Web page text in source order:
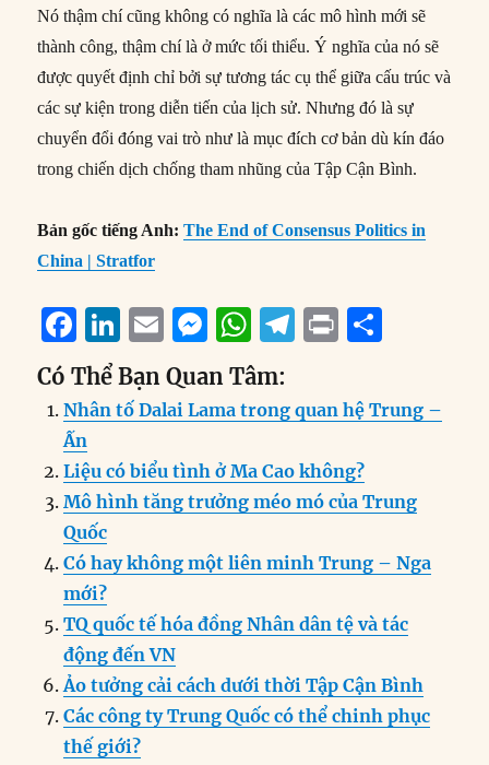
Nó thậm chí cũng không có nghĩa là các mô hình mới sẽ
thành công, thậm chí là ở mức tối thiểu. Ý nghĩa của nó sẽ
được quyết định chỉ bởi sự tương tác cụ thể giữa cấu trúc và
các sự kiện trong diễn tiến của lịch sử. Nhưng đó là sự
chuyển đổi đóng vai trò như là mục đích cơ bản dù kín đáo
trong chiến dịch chống tham nhũng của Tập Cận Bình.
Bản gốc tiếng Anh:The End of Consensus Politics in
China | Stratfor
F
a
c
e
b
o
o
k
Li
n
k
e
d
I
E
m
ai
l
M
e
ss
e
n
g
W
h
at
s
A
p
T
e
g
r
a
P
n
t
a
re
Có Thể Bạn Quan Tâm:
Nhân tố Dalai Lama trong quan hệ Trung –
Ấn
Liệu có biểu tình ở Ma Cao không?
Mô hình tăng trưởng méo mó của Trung
Quốc
Có hay không một liên minh Trung – Nga
mới?
TQ quốc tế hóa đồng Nhân dân tệ và tác
động đến VN
Ảo tưởng cải cách dưới thời Tập Cận Bình
Các công ty Trung Quốc có thể chinh phục
thế giới?